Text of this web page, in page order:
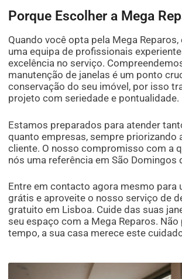
Porque Escolher a Mega
Quando você opta pela Mega
uma equipa de profissionais
excelência no serviço.
manutenção de janelas é um ponto
conservação do seu imóvel, por isso
projeto com seriedade e pontualidade.
Estamos preparados para atender
quanto empresas, sempre priorizando
cliente. O nosso compromisso com a
nós uma referência em São Domingos
Entre em contacto agora mesmo para
grátis e aproveite o nosso serviço de
gratuito em Lisboa. Cuide das suas
seu espaço com a Mega Reparos. Não
tempo, a sua casa merece este